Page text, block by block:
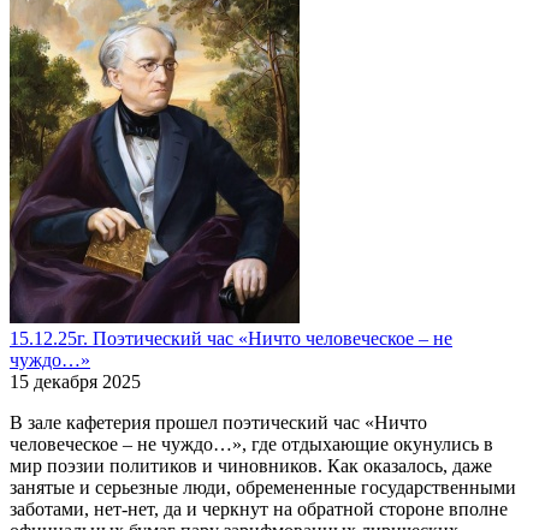
15.12.25г. Поэтический час «Ничто человеческое – не
чуждо…»
15 декабря 2025
В зале кафетерия прошел поэтический час «Ничто
человеческое – не чуждо…», где отдыхающие окунулись в
мир поэзии политиков и чиновников. Как оказалось, даже
занятые и серьезные люди, обремененные государственными
заботами, нет-нет, да и черкнут на обратной стороне вполне